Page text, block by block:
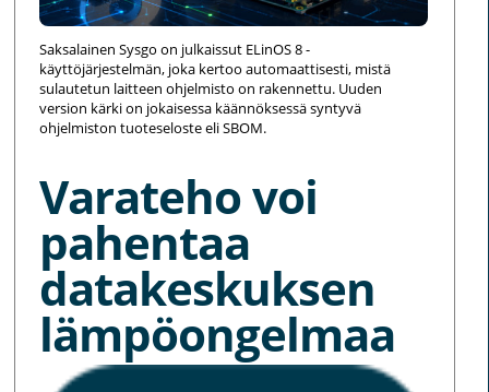
Saksalainen Sysgo on julkaissut ELinOS 8 -
käyttöjärjestelmän, joka kertoo automaattisesti, mistä
sulautetun laitteen ohjelmisto on rakennettu. Uuden
version kärki on jokaisessa käännöksessä syntyvä
ohjelmiston tuoteseloste eli SBOM.
Varateho voi
pahentaa
datakeskuksen
lämpöongelmaa